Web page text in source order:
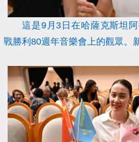
這是9月3日在哈薩克斯坦
戰勝利80週年音樂會上的觀眾。